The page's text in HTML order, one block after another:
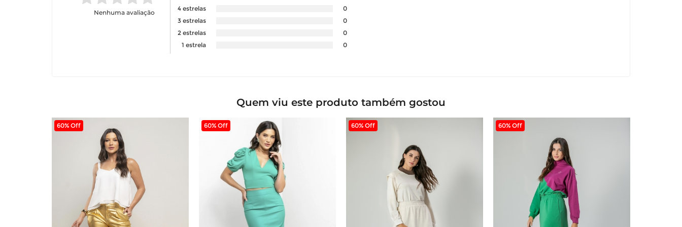
Nenhuma avaliação
4 estrelas
0
3 estrelas
0
2 estrelas
0
1 estrela
0
Quem viu este produto também gostou
60% Off 60% Off 60% Off 60% Off